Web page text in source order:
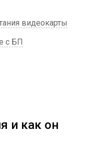
видеокарты
с БП
и как он